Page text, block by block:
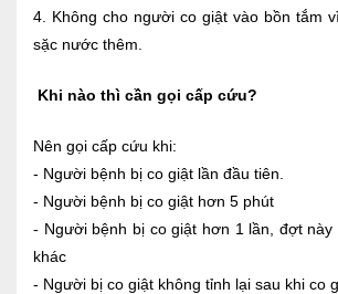
4. Không cho người co giật vào bồn tắm
sặc nước thêm.
Khi nào thì cần gọi cấp cứu?
Nên gọi cấp cứu khi:
- Người bệnh bị co giật lần đầu tiên.
- Người bệnh bị co giật hơn 5 phút
- Người bệnh bị co giật hơn 1 lần, đợt này
khác
- Người bị co giật không tỉnh lại sau khi co